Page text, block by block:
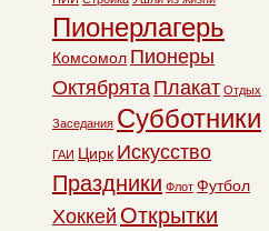
Пионерлагерь
Комсомол Пионеры
Октябрята Плакат Отдых
Заседания Субботники
ГАИ Цирк Искусство
Праздники Флот Футбол
Хоккей Открытки